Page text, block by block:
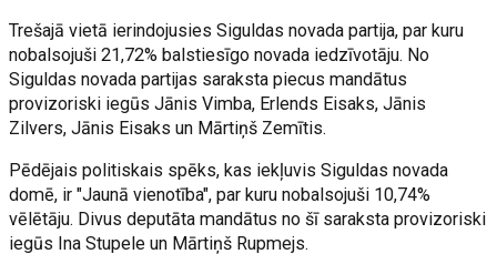
Trešajā vietā ierindojusies Siguldas novada partija, par kuru
nobalsojuši 21,72% balstiesīgo novada iedzīvotāju. No
Siguldas novada partijas saraksta piecus mandātus
provizoriski iegūs Jānis Vimba, Erlends Eisaks, Jānis
Zilvers, Jānis Eisaks un Mārtiņš Zemītis.
Pēdējais politiskais spēks, kas iekļuvis Siguldas novada
domē, ir "Jaunā vienotība", par kuru nobalsojuši 10,74%
vēlētāju. Divus deputāta mandātus no šī saraksta provizoriski
iegūs Ina Stupele un Mārtiņš Rupmejs.